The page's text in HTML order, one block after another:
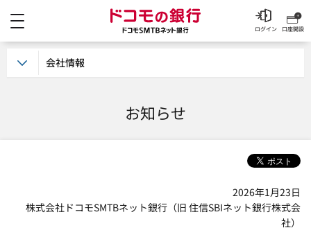
ドコモの銀行 ドコモ
口座開設
ログイン
お知らせ
2026年1月23日
株式会社ドコモSMTBネット銀行（旧 住信SBIネット銀行株式会
社）
会社情報